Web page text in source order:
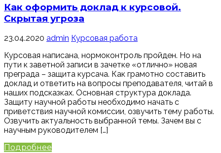
Как оформить доклад к курсовой.
Скрытая угроза
23.04.2020 admin Курсовая работа
Курсовая написана, нормоконтроль пройден. Но на
пути к заветной записи в зачетке «отлично» новая
преграда – защита курсача. Как грамотно составить
доклад и ответить на вопросы преподавателя, читай в
наших подсказках. Основная структура доклада.
Защиту научной работы необходимо начать с
приветствия научной комиссии, озвучить тему работы.
Озвучить актуальность выбранной темы. Зачем вы с
научным руководителем […]
Подробнее